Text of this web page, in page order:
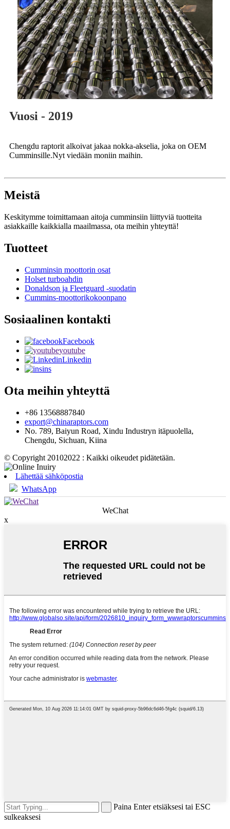
Vuosi - 2019
Chengdu raptorit alkoivat jakaa nokka-akselia, joka on OEM
Cumminsille.Nyt viedään moniin maihin.
Meistä
Keskitymme toimittamaan aitoja cumminsiin liittyviä tuotteita
asiakkaille kaikkialla maailmassa, ota meihin yhteyttä!
Tuotteet
Cumminsin moottorin osat
Holset turboahdin
Donaldson ja Fleetguard -suodatin
Cummins-moottorikokoonpano
Sosiaalinen kontakti
Facebook
youtube
Linkedin
ins
Ota meihin yhteyttä
+86 13568887840
export@chinaraptors.com
No. 789, Baiyun Road, Xindu Industryn itäpuolella,
Chengdu, Sichuan, Kiina
© Copyright 20102022 : Kaikki oikeudet pidätetään.
Lähettää sähköpostia
WhatsApp
WeChat
x
Paina Enter etsiäksesi tai ESC
sulkeaksesi